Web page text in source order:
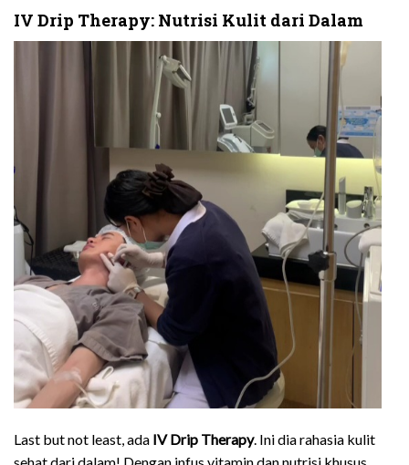
IV Drip Therapy: Nutrisi Kulit dari Dalam
Last but not least, ada IV Drip Therapy. Ini dia rahasia kulit